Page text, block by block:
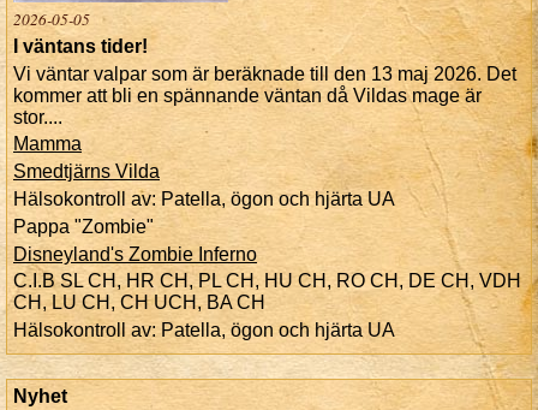
2026-05-05
I väntans tider!
Vi väntar valpar som är beräknade till den 13 maj 2026. Det
kommer att bli en spännande väntan då Vildas mage är
stor....
Mamma
Smedtjärns Vilda
Hälsokontroll av: Patella, ögon och hjärta UA
Pappa "Zombie"
Disneyland's Zombie Inferno
C.I.B SL CH, HR CH, PL CH, HU CH, RO CH, DE CH, VDH
CH, LU CH, CH UCH, BA CH
Hälsokontroll av: Patella, ögon och hjärta UA
Nyhet